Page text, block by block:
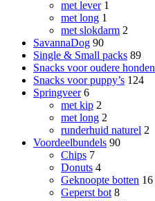
met lever 1
met long 1
met slokdarm 2
SavannaDog 90
Single & Small packs 89
Snacks voor oudere honden
Snacks voor puppy’s 124
Springveer 6
met kip 2
met long 2
runderhuid naturel 2
Voordeelbundels 90
Chips 7
Donuts 4
Geknoopte botten 16
Geperst bot 8